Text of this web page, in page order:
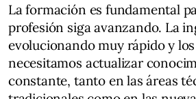
La formación es fundamental
profesión siga avanzando. La
evolucionando muy rápido y
necesitamos actualizar
constante, tanto en las áreas